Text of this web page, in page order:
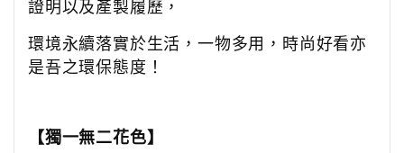
證明以及產製履歷，
環境永續落實於生活，一物多用，時尚好看亦
是吾之環保態度！
【獨一無二花色】